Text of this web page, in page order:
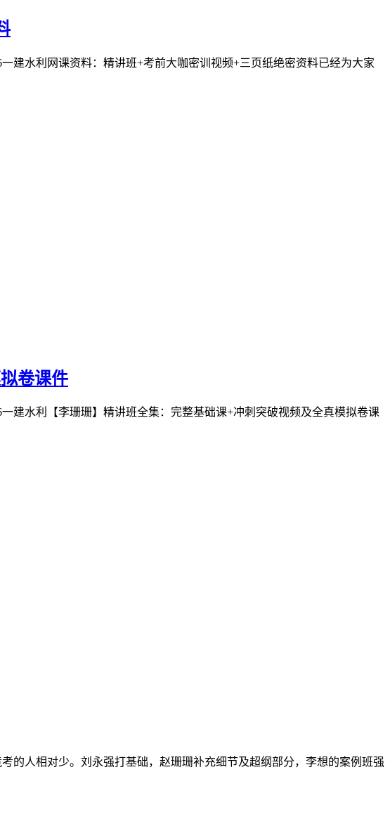
建水利网课资料：精讲班+考前大咖密训视频+三页纸绝密资料已经为大家
卷课件
建水利【李珊珊】精讲班全集：完整基础课+冲刺突破视频及全真模拟卷课
的人相对少。刘永强打基础，赵珊珊补充细节及超纲部分，李想的案例班强